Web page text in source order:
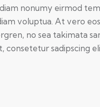
diam nonumy eirmod
voluptua. At vero
no sea takimata
consetetur sadipscing